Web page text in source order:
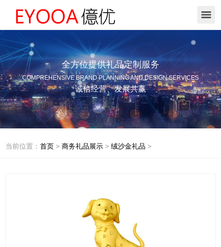
全方位提供礼品定制服务
COMPREHENSIVE BRAND PLANNING AND DESIGN SERVICES
诚信经营、发展共赢
当前位置：首页 >商务礼品展示 >绒沙金礼品 >